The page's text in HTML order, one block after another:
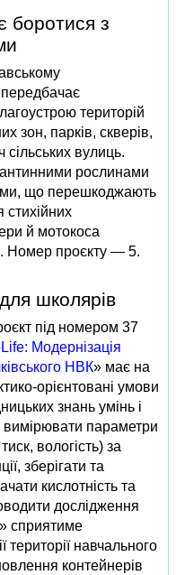
боротися з
передбачає
територій
зон, парків, скверів,
сільських вулиць.
рослинами
що перешкоджають
стихійних
й мотокоса
Номер проєкту — 5.
школярів
під номером 37
Модернізація
НВК» має на
орієнтовані умови
знань умінь і
вимірювати параметри
вологість) за
зберігати та
кислотність та
дослідження
сприятиме
території навчального
контейнерів